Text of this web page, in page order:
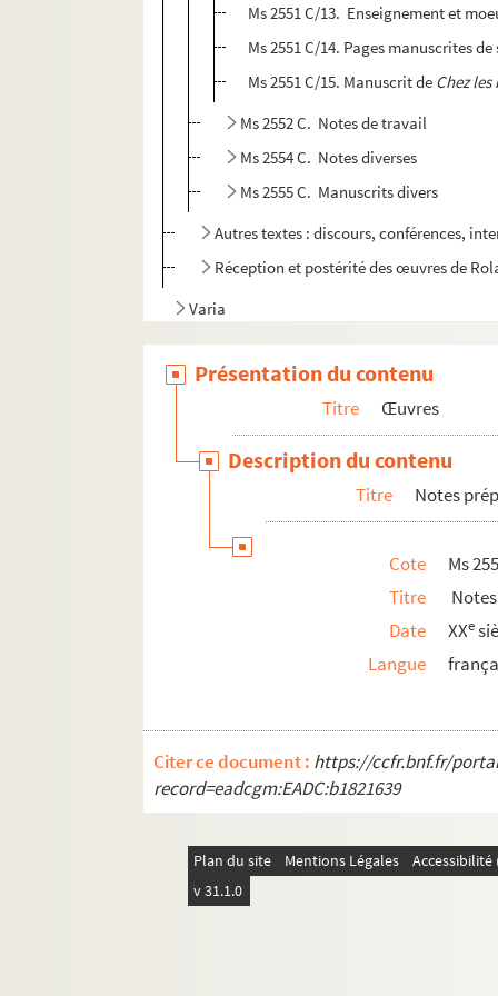
Ms 2551 C/13. Enseignement et
Ms 2551 C/14. Pages manuscrites
Ms 2551 C/15. Manuscrit de Chez
Ms 2552 C. Notes de travail
Ms 2554 C. Notes diverses
Ms 2555 C. Manuscrits divers
Autres textes : discours, conférences,
Réception et postérité des œuvres de
Varia
Ms 2567 B. Divers documents
Présentation du contenu
Titre Œuvres
Description du contenu
Titre Notes
Cote
Ms
Titre
Date
XXe
Langue
Citer ce document : https://ccfr.bnf.fr/
record=eadcgm:EADC:b1821639
Plan du site Mentions Légales
v 31.1.0